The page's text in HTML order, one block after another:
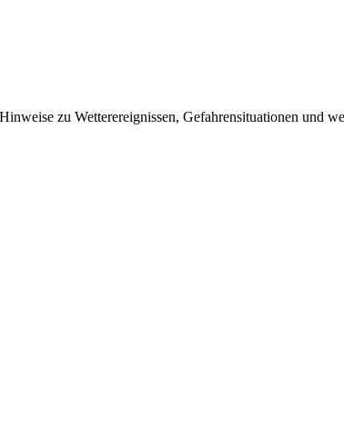
zu Wetterereignissen, Gefahrensituationen und